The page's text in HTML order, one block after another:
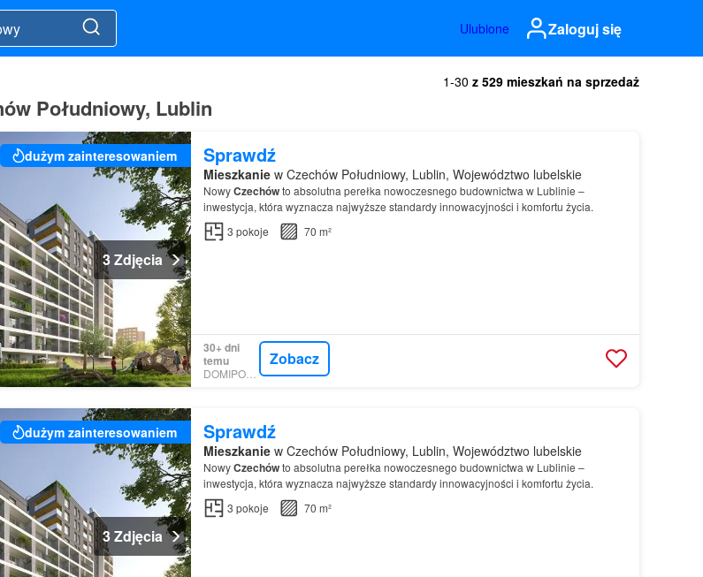
Ulubione Zaloguj się
1-30 z 529 mieszkań na sprzedaż
Południowy, Lublin
dużym zainteresowaniem
3 Zdjęcia
Sprawdź
Mieszkaniew Czechów Południowy, Lublin, Województwo lubelskie
NowyCzechówto absolutna perełka nowoczesnego budownictwa w Lublinie –
inwestycja, która wyznacza najwyższe standardy innowacyjności i komfortu życia.
3 pokoje 70 m²
30+ dni
temu
DOMIPORTA
Zobacz
dużym zainteresowaniem
3 Zdjęcia
Sprawdź
Mieszkaniew Czechów Południowy, Lublin, Województwo lubelskie
NowyCzechówto absolutna perełka nowoczesnego budownictwa w Lublinie –
inwestycja, która wyznacza najwyższe standardy innowacyjności i komfortu życia.
3 pokoje 70 m²